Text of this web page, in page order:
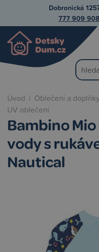
Dobronická
777 909 908
Úvod | Oblečení a doplňky
UV oblečení
Bambino
vody s
Nautical